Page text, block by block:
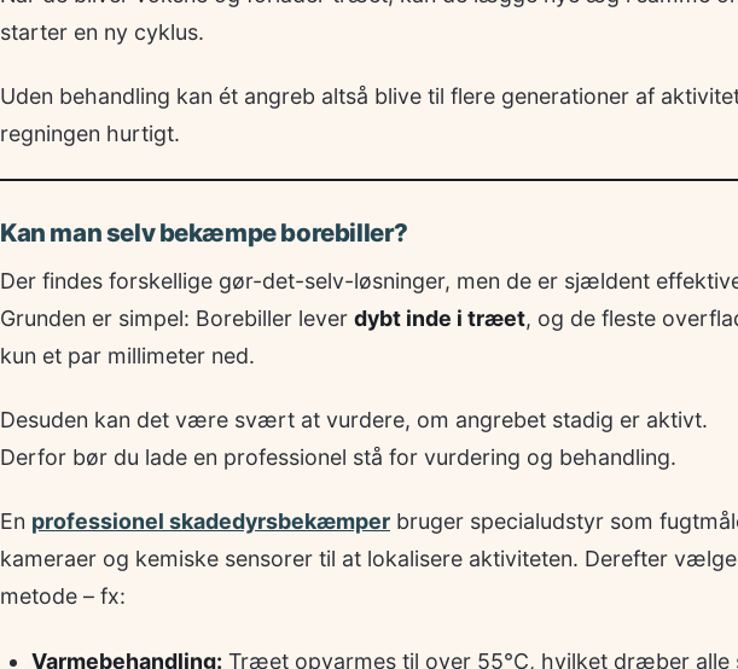
starter en ny cyklus.
Uden behandling kan ét angreb altså blive til flere generationer af
regningen hurtigt.
Kan man selv bekæmpe borebiller?
Der findes forskellige gør-det-selv-løsninger, men de er sjældent
Grunden er simpel: Borebiller lever dybt inde i træet, og de fleste
kun et par millimeter ned.
Desuden kan det være svært at vurdere, om angrebet stadig er aktivt.
Derfor bør du lade en professionel stå for vurdering og behandling.
En professionel skadedyrsbekæmper bruger specialudstyr som
kameraer og kemiske sensorer til at lokalisere aktiviteten. Derefter
metode – fx:
Varmebehandling: Træet opvarmes til over 55°C, hvilket dræber alle